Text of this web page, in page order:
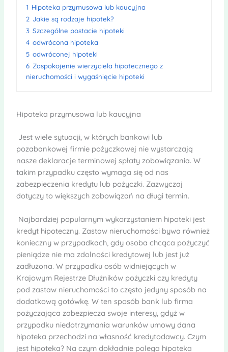
1 Hipoteka przymusowa lub kaucyjna
2 Jakie są rodzaje hipotek?
3 Szczególne postacie hipoteki
4 odwrócona hipoteka
5 odwróconej hipoteki
6 Zaspokojenie wierzyciela hipotecznego z
nieruchomości i wygaśnięcie hipoteki
Hipoteka przymusowa lub kaucyjna
Jest wiele sytuacji, w których bankowi lub
pozabankowej firmie pożyczkowej nie wystarczają
nasze deklaracje terminowej spłaty zobowiązania. W
takim przypadku często wymaga się od nas
zabezpieczenia kredytu lub pożyczki. Zazwyczaj
dotyczy to większych zobowiązań na długi termin.
Najbardziej popularnym wykorzystaniem hipoteki jest
kredyt hipoteczny. Zastaw nieruchomości bywa również
konieczny w przypadkach, gdy osoba chcąca pożyczyć
pieniądze nie ma zdolności kredytowej lub jest już
zadłużona. W przypadku osób widniejących w
Krajowym Rejestrze Dłużników pożyczki czy kredyty
pod zastaw nieruchomości to często jedyny sposób na
dodatkową gotówkę. W ten sposób bank lub firma
pożyczająca zabezpiecza swoje interesy, gdyż w
przypadku niedotrzymania warunków umowy dana
hipoteka przechodzi na własność kredytodawcy. Czym
jest hipoteka? Na czym dokładnie polega hipoteka